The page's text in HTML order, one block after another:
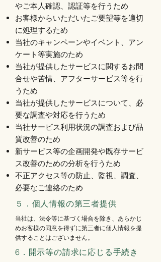
やご本人確認、認証等を行うため
お客様からいただいたご要望等を適切
に処理するため
当社のキャンペーンやイベント、アン
ケート等実施のため
当社が提供したサービスに関するお問
合せや苦情、アフターサービス等を行
うため
当社が提供したサービスについて、必
要な調査や対応を行うため
当社サービス利用状況の調査および品
質改善のため
新サービス等の企画開発や既存サービ
ス改善のための分析を行うため
不正アクセス等の防止、監視、調査、
必要なご連絡のため
５．個人情報の第三者提供
当社は、法令等に基づく場合を除き、あらかじ
めお客様の同意を得ずに第三者に個人情報を提
供することはございません。
6 ．開示等の請求に応じる手続き